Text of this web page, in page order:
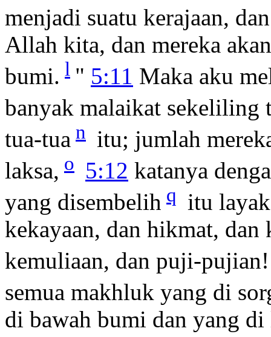
menjadi suatu kerajaan,
Allah kita, dan mereka
bumi. l " 5:11 Maka aku
banyak malaikat
tua-tua n itu; jumlah
laksa, o 5:12 katanya
yang disembelih q itu
kekayaan, dan hikmat, dan
kemuliaan, dan puji-pujian!
semua makhluk yang di
di bawah bumi dan yang di